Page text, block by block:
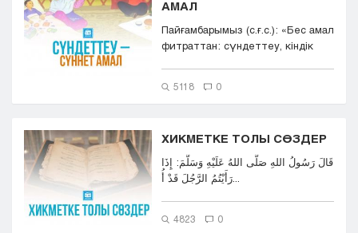
АМАЛ
Пайғамбарымыз (с.ғ.с.): «Бес амал
фитраттан: сүндеттеу, кіндік
5118 0
ХИКМЕТКЕ ТОЛЫ СӨЗДЕР
قَالَ رَسُولُ اللهِ صَلَّى اللهُ عَلَيْهِ وَسَلَّمَ: إِذَا
4823 0